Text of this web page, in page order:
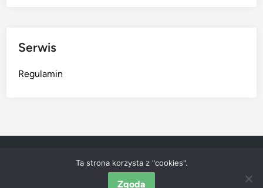
Serwis
Regulamin
Ta strona korzysta z "cookies".
Zgoda